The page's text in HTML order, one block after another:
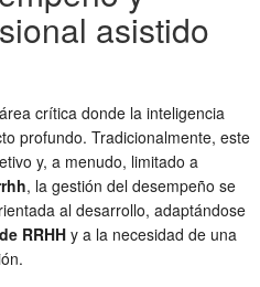
asistido
crítica donde la inteligencia
profundo. Tradicionalmente, este
y, a menudo, limitado a
, la gestión del desempeño se
al desarrollo, adaptándose
RRHHy a la necesidad de una